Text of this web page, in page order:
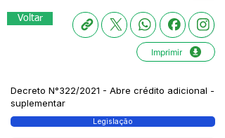
Voltar
Imprimir
Decreto N°322/2021 - Abre crédito adicional -
suplementar
Legislação